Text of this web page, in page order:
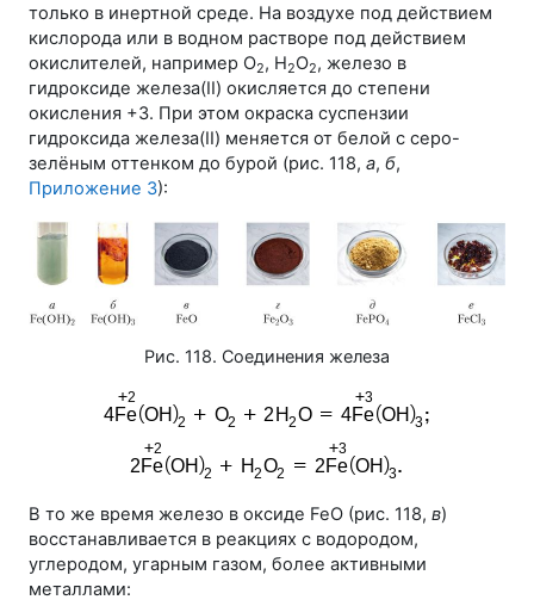
только в инертной среде. На воздухе под действием
кислорода или в водном растворе под действием
окислителей, например О2, H2О2, железо в
гидроксиде железа(II) окисляется до степени
окисления +3. При этом окраска суспензии
гидроксида железа(II) меняется от белой с серо-
зелёным оттенком до бурой (рис. 118, а, б,
Приложение 3):
Рис. 118. Соединения железа
В то же время железо в оксиде FeO (рис. 118, в)
восстанавливается в реакциях с водородом,
углеродом, угарным газом, более активными
металлами: